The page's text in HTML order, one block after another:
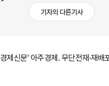
기자의 다른기사
제신문' 아주경제. 무단전재·재배